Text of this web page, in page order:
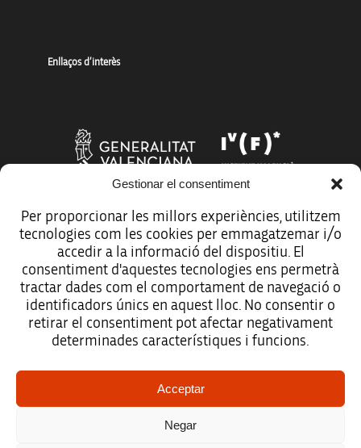
Gestionar el consentiment
Per proporcionar les millors experiències, utilitzem
tecnologies com les cookies per emmagatzemar i/o
accedir a la informació del dispositiu. El
consentiment d'aquestes tecnologies ens permetrà
tractar dades com el comportament de navegació o
identificadors únics en aquest lloc. No consentir o
retirar el consentiment pot afectar negativament
determinades característiques i funcions.
Acceptar
Negar
Enllaços d’interès
Més organismes de suport a la innovació
Avís legal
Política de protecció de dades